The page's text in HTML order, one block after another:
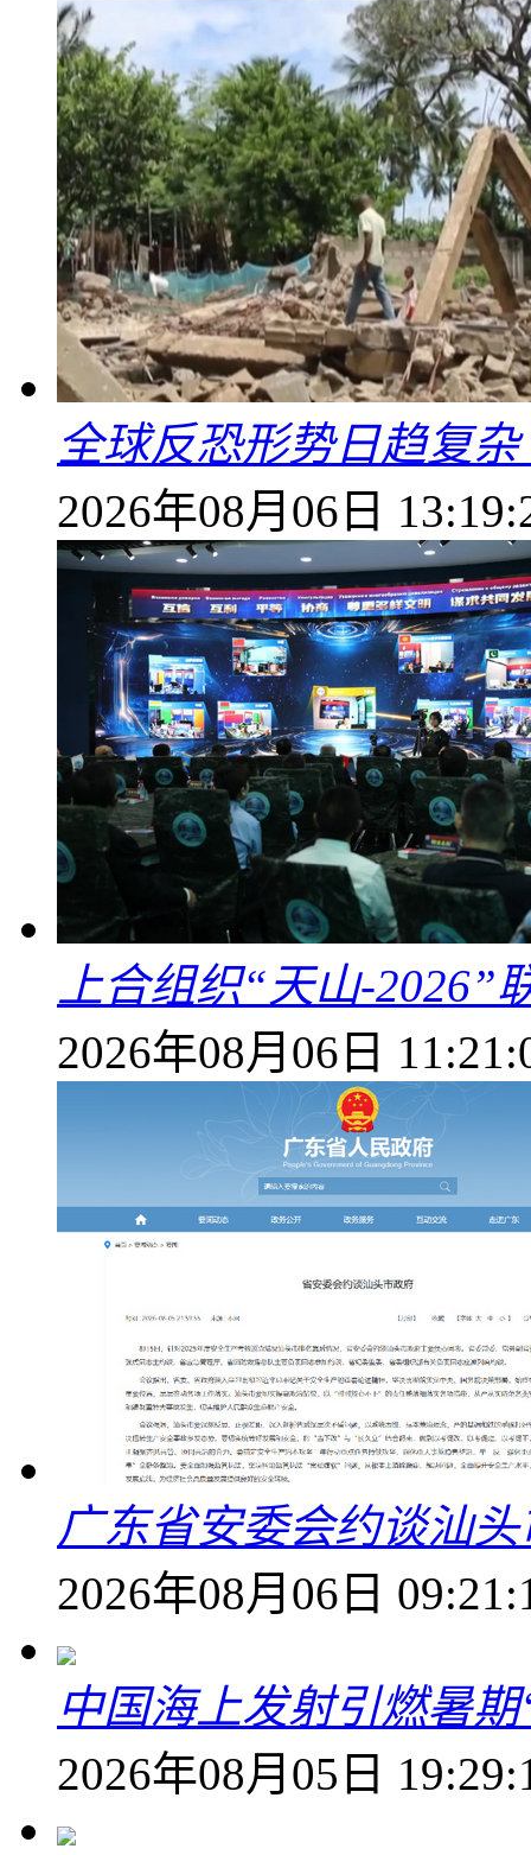
全球反恐形势日趋复
2026年08月06日
上合组织“天山-2026”
2026年08月06日
广东省安委会约谈汕
2026年08月06日
中国海上发射引燃暑
2026年08月05日